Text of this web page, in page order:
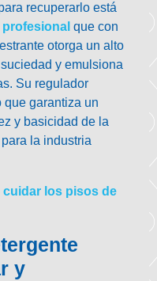
recuperarlo está
profesionalque con
otorga un alto
y emulsiona
Su regulador
que garantiza un
y basicidad de la
la industria
cuidar los pisos de
y